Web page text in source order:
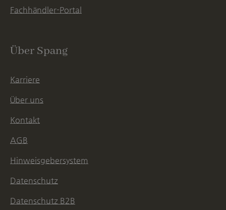
Fachhändler-Portal
Über Spang
Karriere
Über uns
Kontakt
AGB
Hinweisgebersystem
Datenschutz
Datenschutz B2B